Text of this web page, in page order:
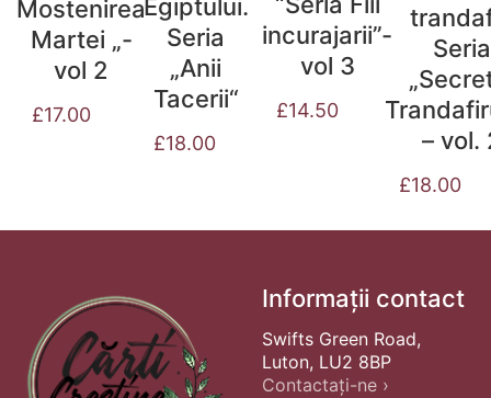
Mostenirea
Martei „-
vol 2
£17.00
Egiptului.
Seria
„Anii
Tacerii“
£18.00
incurajarii”-
vol 3
£14.50
Seria
– vol.
£18.00
Informații contact
Swifts Green Road,
Luton, LU2 8BP
Contactați-ne ›